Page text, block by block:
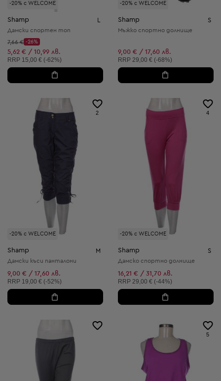
-20% с WELCOME
Shamp L
Дамски спортен топ
Начална цена:
7,66 €
Discount Price:
-26%
Намалена цена:
5,62 € / 10,99 лв.
Препоръчителна цена:
RRP 15,00 € (-62%)
-20% с WELCOME
Shamp S
Мъжко спортно долнище
9,00 € / 17,60 лв.
Препоръчителна цена:
RRP 29,00 € (-68%)
-20% с WELCOME
2
Shamp M
Дамски къси панталони
9,00 € / 17,60 лв.
Препоръчителна цена:
RRP 19,00 € (-52%)
-20% с WELCOME
4
Shamp S
Дамско спортно долнище
16,21 € / 31,70 лв.
Препоръчителна цена:
RRP 29,00 € (-44%)
5